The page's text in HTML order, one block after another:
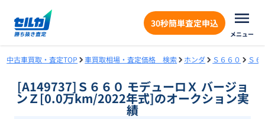
30秒簡単査定申込
メニュー
中古車買取・査定TOP 車買取相場・査定価格 検索 ホンダ Ｓ６６０ Ｓ６
[A149737]Ｓ６６０ モデューロＸ バージョ
ンＺ[0.0万km/2022年式]のオークション実
績